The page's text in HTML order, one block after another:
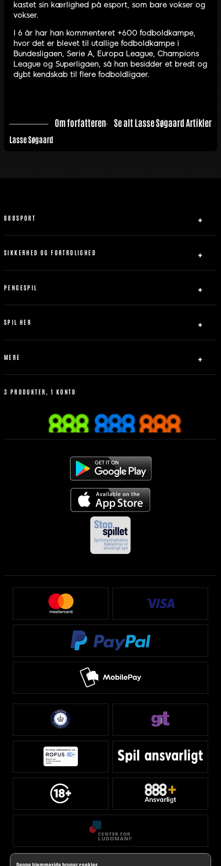
kastet sin kærlighed på esport, som bare vokser og
vokser.
I 6 år har han kommenteret +600 fodboldkampe,
hvor det er blevet til utallige fodboldkampe i
Bundesligaen, Serie A, Europa League, Champions
League og Superligaen, så han besidder et bredt og
dybt kendskab til flere fodboldligaer.
Om forfatteren Se alt Lasse Søgaard Artikler
Lasse Søgaard
888SPORT
Om Os
Partner
SIKKERHED OG FORTROLIGHED
Privatlivspolitik
Ansvarligt Spil
Bonus Politik
PENGESPIL
Indbetaling
Udbetaling
SPIL HER
Fodbold
Tennis
MERE
Livespil
Betting Historik
Regler for sportsvæddemål
3 PRODUKTER, 1 KONTO